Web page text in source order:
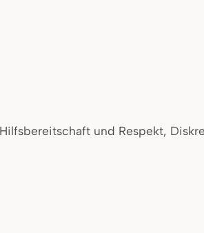
und Respekt,